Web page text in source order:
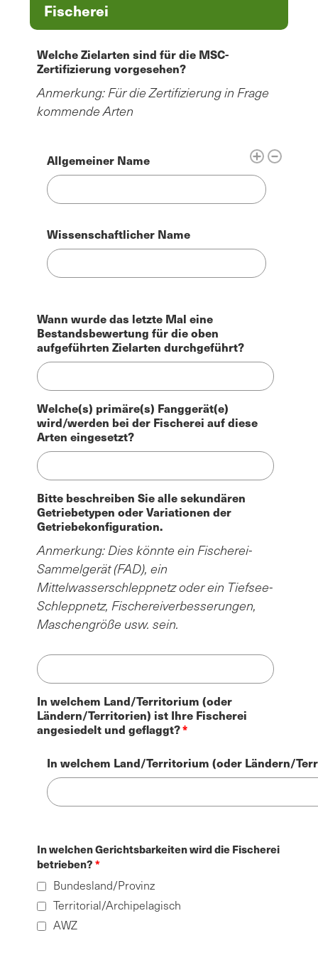
Fischerei
Welche Zielarten sind für die MSC-
Zertifizierung vorgesehen?
Anmerkung: Für die Zertifizierung in Frage
kommende Arten
Allgemeiner Name
Wissenschaftlicher Name
Wann wurde das letzte Mal eine
Bestandsbewertung für die oben
aufgeführten Zielarten durchgeführt?
Welche(s) primäre(s) Fanggerät(e)
wird/werden bei der Fischerei auf diese
Arten eingesetzt?
Bitte beschreiben Sie alle sekundären
Getriebetypen oder Variationen der
Getriebekonfiguration.
Anmerkung: Dies könnte ein Fischerei-
Sammelgerät (FAD), ein
Mittelwasserschleppnetz oder ein Tiefsee-
Schleppnetz, Fischereiverbesserungen,
Maschengröße usw. sein.
In welchem Land/Territorium (oder
Ländern/Territorien) ist Ihre Fischerei
angesiedelt und geflaggt?
In welchem Land/Territorium (oder Ländern/
In welchen Gerichtsbarkeiten wird die Fischerei
betrieben?
Bundesland/Provinz
Territorial/Archipelagisch
AWZ